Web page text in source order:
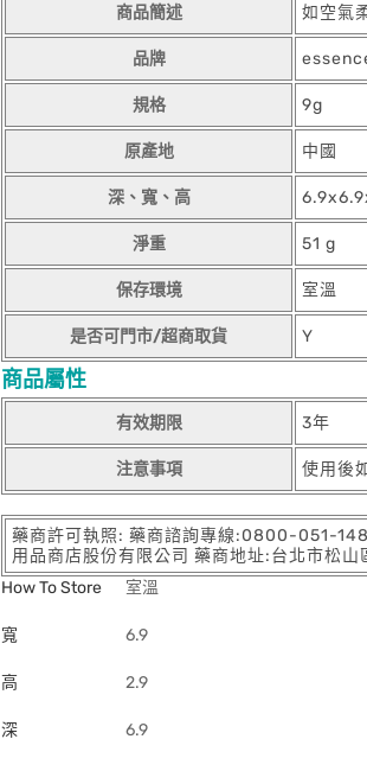
商品簡述 如空氣
品牌
規格 9g
原產地 中國
深、寬、高
淨重 51 g
保存環境 室溫
是否可門市/超商取貨 Y
商品屬性
有效期限 3年
注意事項 使用後
藥商許可執照: 藥商諮詢專線:0800-051-
用品商店股份有限公司 藥商地址:台北市松
How To Store
室溫
寬 6.9
高 2.9
深 6.9